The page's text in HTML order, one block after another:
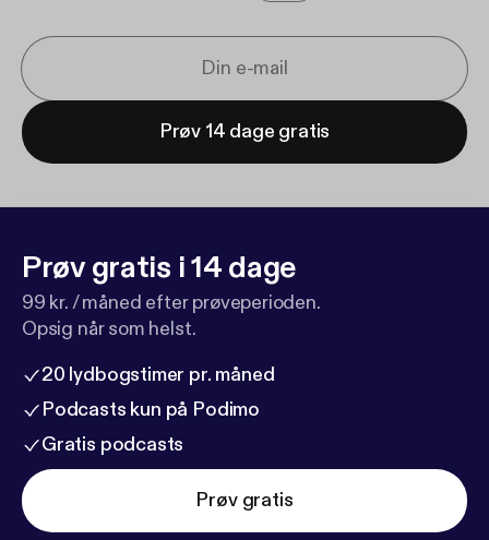
Prøv 14 dage gratis
Prøv gratis i 14 dage
99 kr. / måned efter prøveperioden.
Opsig når som helst.
20 lydbogstimer pr. måned
Podcasts kun på Podimo
Gratis podcasts
Prøv gratis